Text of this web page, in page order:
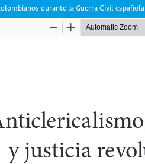
durante la Guerra Civil española